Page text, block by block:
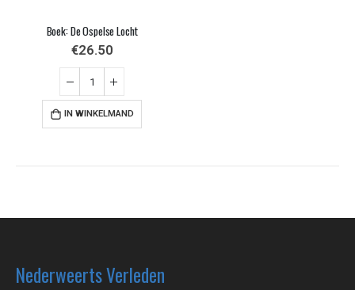
Boek: De Ospelse Locht
€26.50
IN WINKELMAND
Nederweerts Verleden